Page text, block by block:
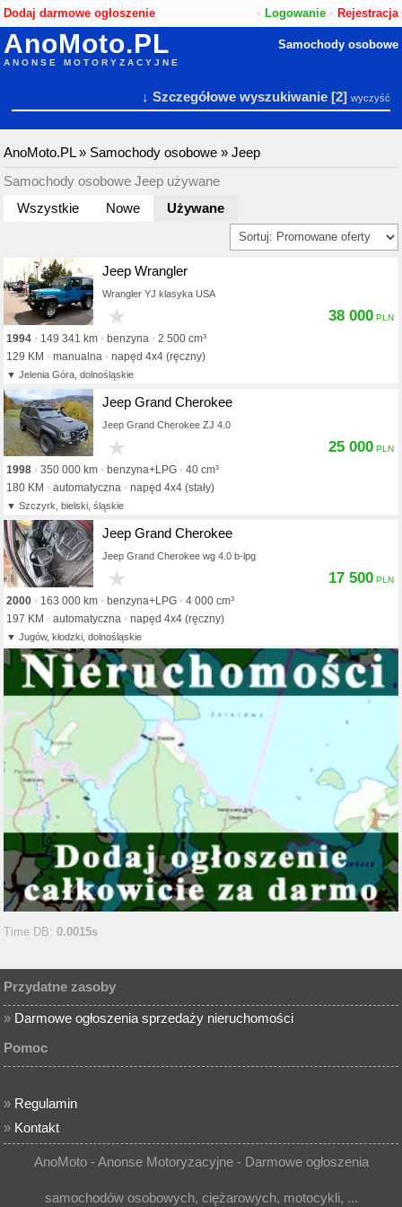
Dodaj darmowe ogłoszenie • Logowanie• Rejestracja
AnoMoto.PL
ANONSE MOTORYZACYJNE
Samochody osobowe
↓ Szczegółowe wyszukiwanie[2] wyczyść
AnoMoto.PL» Samochody osobowe »Jeep
Samochody osobowe Jeep używane
Wszystkie
Nowe Używane
Jeep Wrangler
Wrangler YJ klasyka USA
1994 149 341 km benzyna
2 500 cm³
129 KM
manualna napęd 4x4 (ręczny)
Jelenia Góra, dolnośląskie
38 000
Jeep Grand Cherokee
Jeep Grand Cherokee ZJ 4.0
1998 350 000 km benzyna+LPG
40 cm³
180 KM
automatyczna napęd 4x4 (stały)
Szczyrk, bielski, śląskie
25 000
Jeep Grand Cherokee
Jeep Grand Cherokee wg 4.0 b-lpg
2000 163 000 km benzyna+LPG
4 000 cm³
197 KM
automatyczna napęd 4x4 (ręczny)
Jugów, kłodzki, dolnośląskie
17 500
Time DB:0.0015s
Przydatne zasoby
» Darmowe ogłoszenia sprzedaży nieruchomości
Pomoc
» Regulamin
» Kontakt
AnoMoto - Anonse Motoryzacyjne - Darmowe ogłoszenia
samochodów osobowych, ciężarowych, motocykli, ...